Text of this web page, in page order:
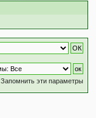
Запомнить эти параметры